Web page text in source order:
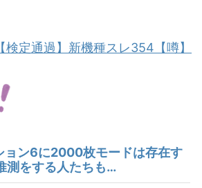
検定通過】新機種スレ354【噂】
ン6に2000枚モードは存在す
測をする人たちも…